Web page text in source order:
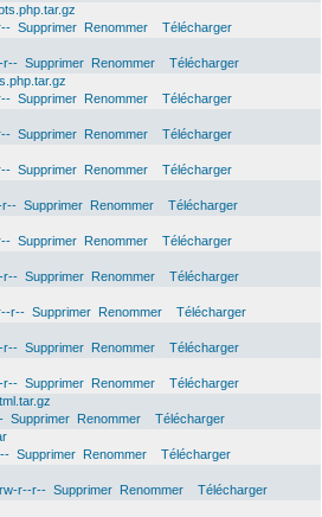
Supprimer Renommer
Télécharger
r-- Supprimer Renommer
Télécharger
Supprimer Renommer
Télécharger
Supprimer Renommer
Télécharger
Supprimer Renommer
Télécharger
r-- Supprimer Renommer
Télécharger
Supprimer Renommer
Télécharger
r-- Supprimer Renommer
Télécharger
r-- Supprimer Renommer
Télécharger
r-- Supprimer Renommer
Télécharger
r-- Supprimer Renommer
Télécharger
Supprimer Renommer
Télécharger
Supprimer Renommer
Télécharger
r--r-- Supprimer Renommer
Télécharger